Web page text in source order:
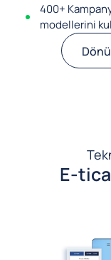
400+
modellerini
E-